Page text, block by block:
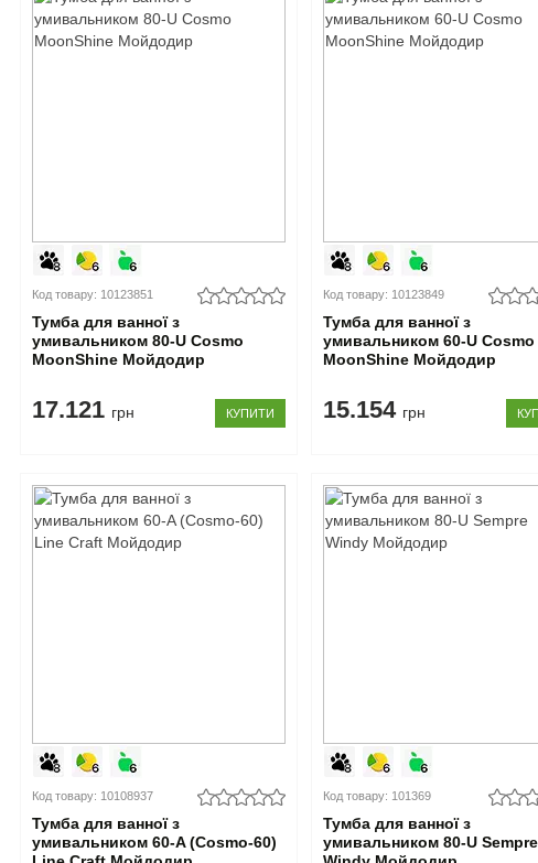
Код товару: 10123851
Тумба для ванної з
умивальником 80-U Cosmo
MoonShine Мойдодир
17.121 грн КУПИТИ
Код товару: 10123849
Тумба для ванної з
умивальником 60-U Cosmo
MoonShine Мойдодир
15.154 грн
Код товару: 10108937
Тумба для ванної з
умивальником 60-A (Cosmo-60)
Код товару: 101369
Тумба для ванної з
умивальником 80-U Sempre